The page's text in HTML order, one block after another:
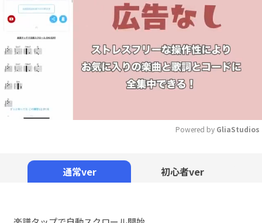
Powered by GliaStudios
通常ver 初心者ver